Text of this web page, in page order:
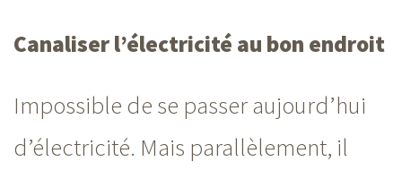
Canaliser l’électricité au bon endroit
Impossible de se passer aujourd’hui
d’électricité. Mais parallèlement, il